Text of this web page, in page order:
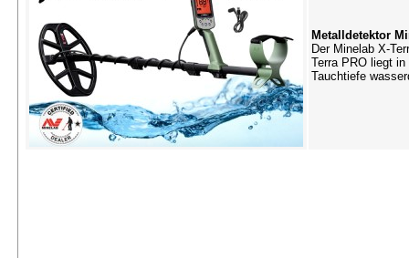
Metalldetektor
Der Minelab X-
Terra PRO liegt
Tauchtiefe